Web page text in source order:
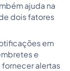
ajuda na
dois fatores
em
e
alertas